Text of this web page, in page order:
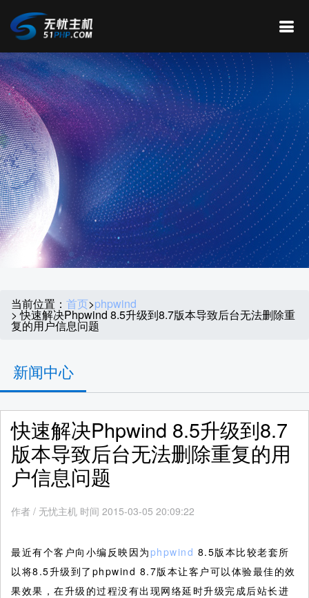
当前位置： 首页>phpwind
> 快速解决Phpwind 8.5升级到8.7版本导致后台无法删除重
复的用户信息问题
新闻中心
快速解决Phpwind 8.5升级到8.7
版本导致后台无法删除重复的用
户信息问题
作者 / 无忧主机 时间 2015-03-05 20:09:22
最近有个客户向小编反映因为phpwind 8.5版本比较老套所
以将8.5升级到了phpwind 8.7版本让客户可以体验最佳的效
果效果，在升级的过程没有出现网络延时升级完成后站长进